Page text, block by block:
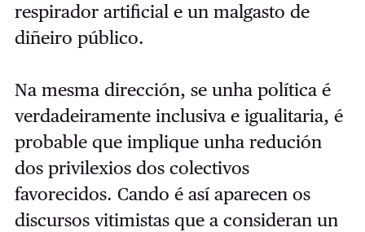
respirador artificial e un malgasto de
diñeiro público.
Na mesma dirección, se unha política é
verdadeiramente inclusiva e igualitaria, é
probable que implique unha redución
dos privilexios dos colectivos
favorecidos. Cando é así aparecen os
discursos vitimistas que a consideran un